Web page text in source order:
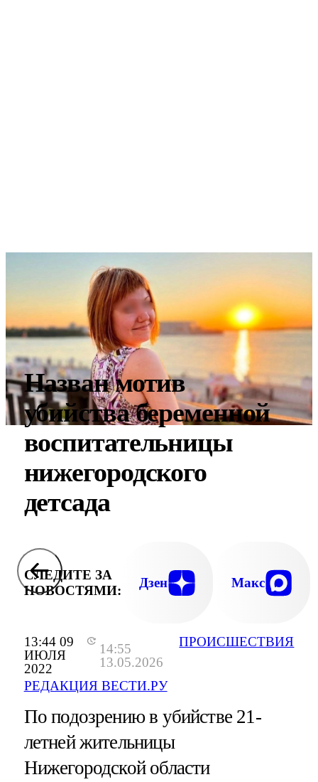
13:44 09
ИЮЛЯ
2022
14:55
13.05.2026
РЕДАКЦИЯ ВЕСТИ.РУ
ПРОИСШЕСТВИЯ
Назван мотив
убийства беременной
воспитательницы
нижегородского
детсада
СЛЕДИТЕ ЗА
НОВОСТЯМИ:
Дзен Макс
По подозрению в убийстве 21-
летней жительницы
Нижегородской области